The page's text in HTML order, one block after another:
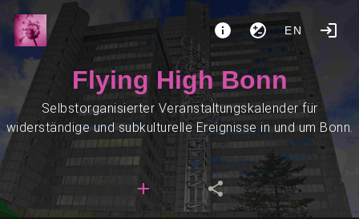
EN
Flying High Bonn
Selbstorganisierter Veranstaltungskalender für
widerständige und subkulturelle Ereignisse in und um Bonn.